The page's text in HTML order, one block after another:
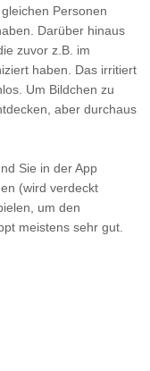
Personen
Darüber hinaus
zuvor z.B. im
haben. Das irritiert
Um Bildchen zu
aber durchaus
Sie in der App
(wird verdeckt
um den
meistens sehr gut.